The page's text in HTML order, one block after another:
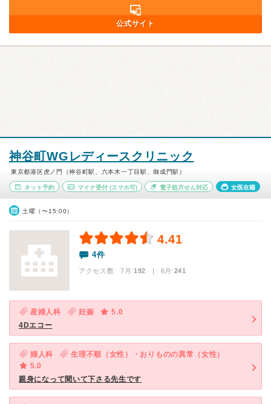
公式サイト
神谷町WGレディースクリニック
東京都港区虎ノ門（神谷町駅、六本木一丁目駅、御成門駅）
ネット予約 マイナ受付(スマホ可) 電子処方せん対応 女医在籍
土曜（〜15:00）
4.41
4件
アクセス数 7月:192 | 6月:241
産婦人科 妊娠
5.0
4Dエコー
婦人科
生理不順（女性）・おりものの異常（女性）
5.0
親身になって聞いて下さる先生です